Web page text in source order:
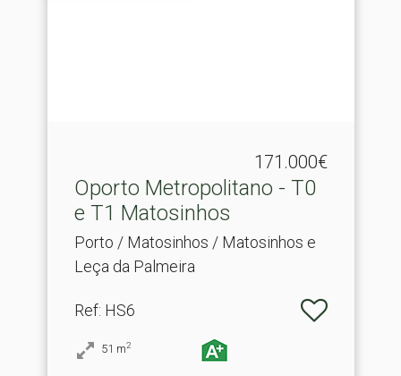
171.000€
Oporto Metropolitano - T0
e T1 Matosinhos
Porto / Matosinhos / Matosinhos e
Leça da Palmeira
Ref: HS6
51 m2